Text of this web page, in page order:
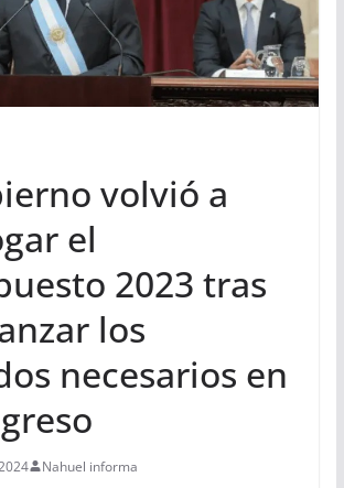
volvió a
el
2023 tras
los
necesarios en
Nahuel informa